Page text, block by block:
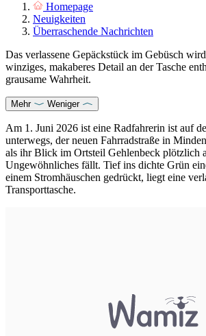
Homepage
Neuigkeiten
Überraschende Nachrichten
Das verlassene Gepäckstück im Gebüsch
winziges, makaberes Detail an der Tasche
grausame Wahrheit.
Mehr Weniger
Am 1. Juni 2026 ist eine Radfahrerin ist auf
unterwegs, der neuen Fahrradstraße in
als ihr Blick im Ortsteil Gehlenbeck plötzlich
Ungewöhnliches fällt. Tief ins dichte Grün
einem Stromhäuschen gedrückt, liegt eine
Transporttasche.